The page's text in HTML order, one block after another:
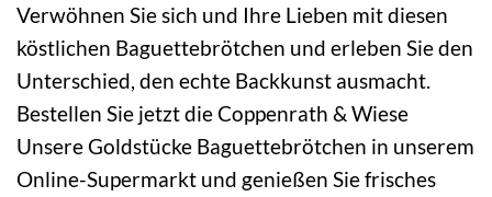
Verwöhnen Sie sich und Ihre Lieben mit diesen
köstlichen Baguettebrötchen und erleben Sie den
Unterschied, den echte Backkunst ausmacht.
Bestellen Sie jetzt die Coppenrath & Wiese
Unsere Goldstücke Baguettebrötchen in unserem
Online-Supermarkt und genießen Sie frisches